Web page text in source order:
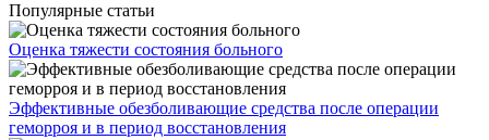
Популярные статьи
Оценка тяжести состояния больного
Эффективные обезболивающие средства после операции
геморроя и в период восстановления